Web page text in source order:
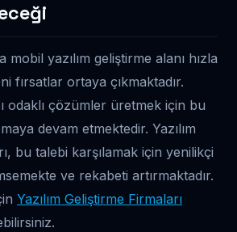
mobil yazılım geliştirme alanı hızla
fırsatlar ortaya çıkmaktadır.
odaklı çözümler üretmek için bu
devam etmektedir. Yazılım
bu talebi karşılamak için yenilikçi
ve rekabeti artırmaktadır.
Yazılım Geliştirme Firmaları